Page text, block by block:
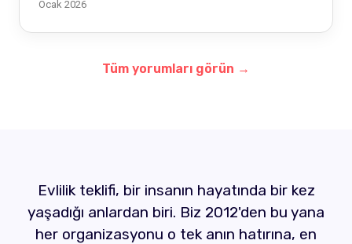
Ocak 2026
Tüm yorumları görün →
Evlilik teklifi, bir insanın hayatında bir kez
yaşadığı anlardan biri. Biz 2012'den bu yana
her organizasyonu o tek anın hatırına, en